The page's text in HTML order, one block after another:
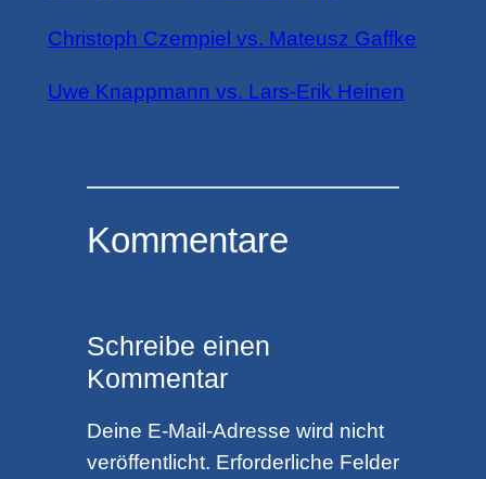
Christoph Czempiel vs. Mateusz Gaffke
Uwe Knappmann vs. Lars-Erik Heinen
Kommentare
Schreibe einen
Kommentar
Deine E-Mail-Adresse wird nicht
veröffentlicht. Erforderliche Felder